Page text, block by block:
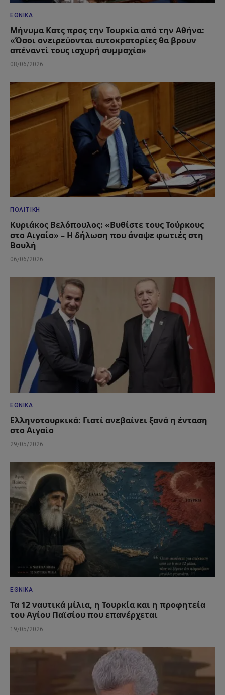
ΕΘΝΙΚΆ
Μήνυμα Κατς προς την Τουρκία από την Αθήνα:
«Όσοι ονειρεύονται αυτοκρατορίες θα βρουν
απέναντί τους ισχυρή συμμαχία»
08/06/2026
ΠΟΛΙΤΙΚΉ
Κυριάκος Βελόπουλος: «Βυθίστε τους Τούρκους
στο Αιγαίο» – Η δήλωση που άναψε φωτιές στη
Βουλή
06/06/2026
ΕΘΝΙΚΆ
Ελληνοτουρκικά: Γιατί ανεβαίνει ξανά η ένταση
στο Αιγαίο
29/05/2026
ΕΘΝΙΚΆ
Τα 12 ναυτικά μίλια, η Τουρκία και η προφητεία
του Αγίου Παϊσίου που επανέρχεται
19/05/2026